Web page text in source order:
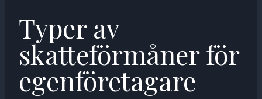
Typer av
skatteförmåner för
egenföretagare